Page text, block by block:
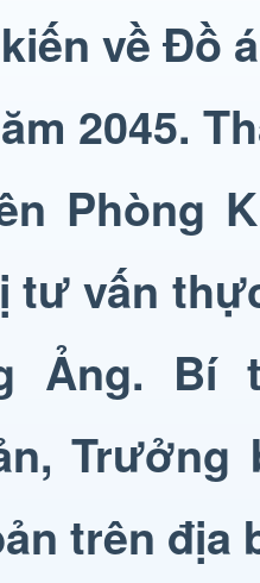
về Đồ
2045.
Phòng
tư vấn
Ảng. Bí
trên địa